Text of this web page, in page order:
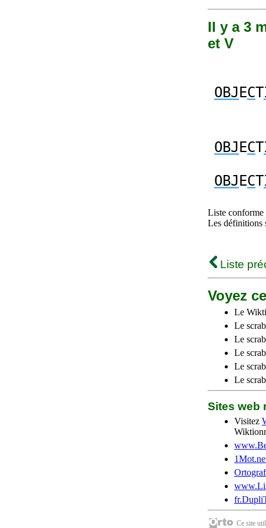
Il y a 3
et V
OBJ ECT
OBJ ECT
OBJ ECT
Liste conforme
Les définitions
Liste
Voyez
Le
Le
Le
Le
Le
Le
Sites web
Visitez
Ce site